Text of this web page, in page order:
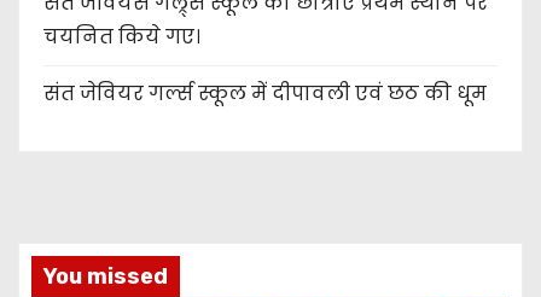
चयनित किये गए।
संत जेवियर गर्ल्स स्कूल में दीपावली एवं छठ की धूम
You missed